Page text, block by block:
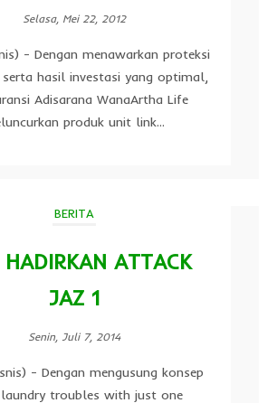
Selasa, Mei 22, 2012
- Dengan menawarkan proteksi
hasil investasi yang optimal,
Adisarana WanaArtha Life
produk unit link...
BERITA
HADIRKAN ATTACK
JAZ 1
Senin, Juli 7, 2014
- Dengan mengusung konsep
troubles with just one